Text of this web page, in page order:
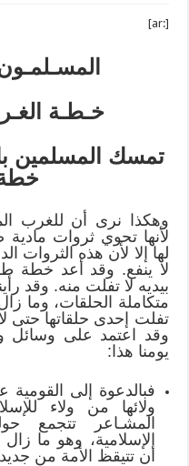
[:ar]
خـطـة
تمسك المسلمين
وهكذا نرى أن للغرب
لأنها تحوي ثروات
لها إلا لأن هذه الثروات
لا ينفع. وقد أعد خطة
بيديه لا تفلت منه. وقد
متكاملة الحلقات، وما
تفلت إحدى حلقاتها حتى
وقد اعتمد على وسائل
يومنا هذا:
فبالدعوة إلى
ولائها من ولاء
المشـاعر تتجمع
الإسلامية، وهو ما
أن تتيقظ الأمة من